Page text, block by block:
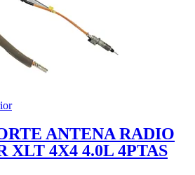
ANTENA RADIO
XLT 4X4 4.0L 4PTAS